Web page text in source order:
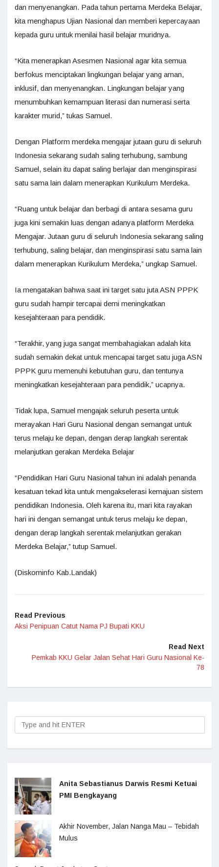
dan menyenangkan. Pada tahun pertama Merdeka Belajar,
kita menghapus Ujian Nasional dan memberi kepercayaan
kepada guru untuk menilai hasil belajar muridnya.
“Kita menerapkan Asesmen Nasional agar kita semua
berfokus menciptakan lingkungan belajar yang aman,
inklusif, dan menyenangkan. Lingkungan belajar yang
menumbuhkan kemampuan literasi dan numerasi serta
karakter murid,” tukas Samuel.
Dengan Platform merdeka mengajar jutaan guru di seluruh
Indonesia sekarang sudah saling terhubung, sambung
Samuel, selain itu dapat saling berlajar dan menginspirasi
satu sama lain dalam menerapkan Kurikulum Merdeka.
“Ruang untuk belajar dan berbagi di antara sesama guru
juga kini semakin luas dengan adanya platform Merdeka
Mengajar. Jutaan guru di seluruh Indonesia sekarang saling
terhubung, saling belajar, dan menginspirasi satu sama lain
dalam menerapkan Kurikulum Merdeka,” ungkap Samuel.
Ia mengatakan bahwa saat ini target satu juta ASN PPPK
guru sudah hampir tercapai demi meningkatkan
kesejahteraan para pendidik.
“Terakhir, yang juga sangat membahagiakan adalah kita
sudah semakin dekat untuk mencapai target satu juga ASN
PPPK guru memenuhi kebutuhan guru, dan tentunya
meningkatkan kesejahteraan para pendidik,” ucapnya.
Tidak lupa, Samuel mengajak seluruh peserta untuk
merayakan Hari Guru Nasional dengan semangat untuk
terus melaju ke depan, dengan derap langkah serentak
melanjutkan gerakan Merdeka Belajar
“Pendidikan Hari Guru Nasional tahun ini adalah penanda
kesatuan tekad kita untuk mengakselerasi kemajuan sistem
pendidikan Indonesia. Oleh karena itu, mari kita rayakan
hari ini dengan semangat untuk terus melaju ke depan,
dengan derap langkah serentak melanjutkan gerakan
Merdeka Belajar,” tutup Samuel.
(Diskominfo Kab.Landak)
Read Previous
Aksi Penipuan Catut Nama PJ Bupati KKU
Read Next
Pemkab KKU Gelar Jalan Sehat Hari Guru Nasional Ke-
78
Anita Sebastianus Darwis Resmi Ketuai
PMI Bengkayang
Akhir November, Jalan Nanga Mau – Tebidah
Mulus